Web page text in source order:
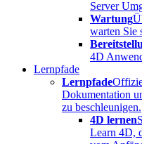
Server
Wartung
warten Sie
4D
Lernpfade
Lernpfade
Dokumentation
zu beschleunigen.
4D lernen
Learn 4D,